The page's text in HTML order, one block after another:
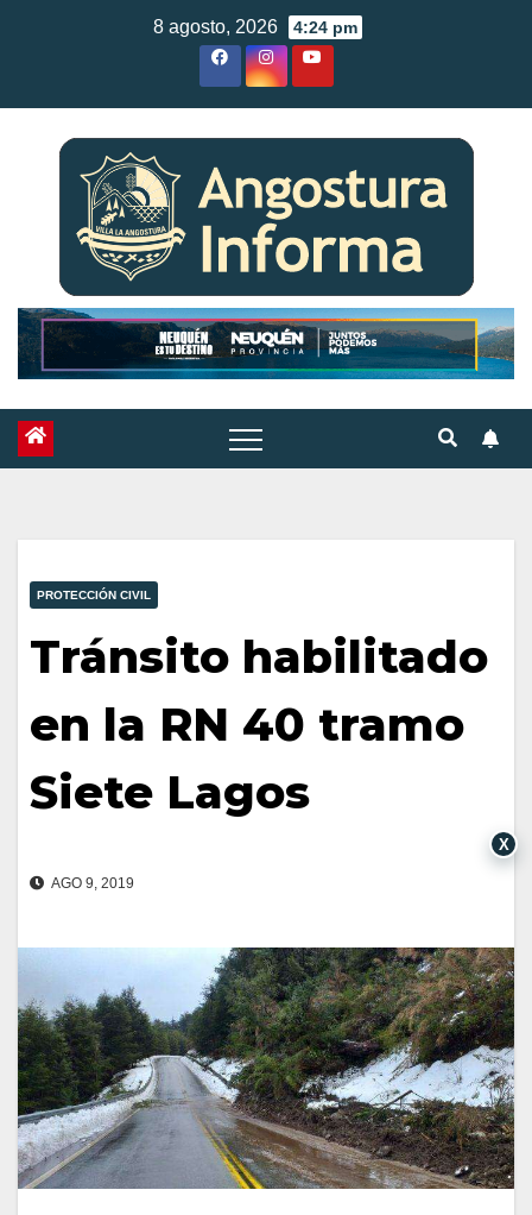
8 agosto, 2026 4:24 pm
PROTECCIÓN CIVIL
Tránsito habilitado
en la RN 40 tramo
Siete Lagos
AGO 9, 2019
X